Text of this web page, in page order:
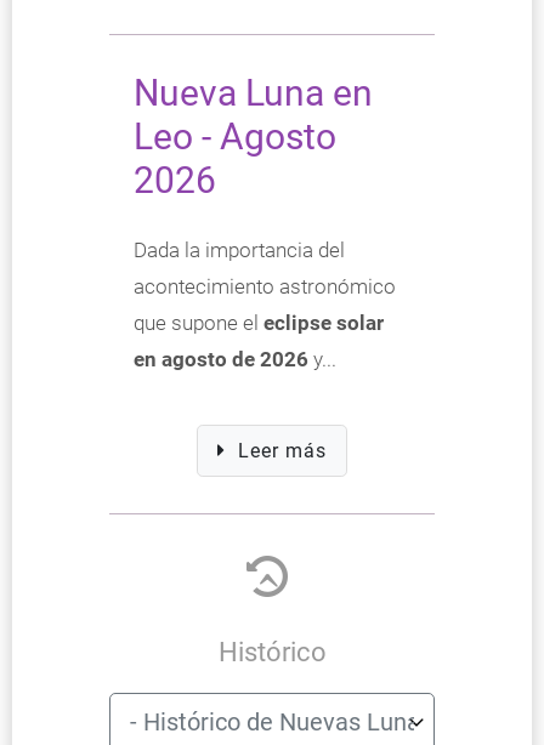
Nueva Luna en
Leo - Agosto
2026
Dada la importancia del
acontecimiento astronómico
que supone el eclipse solar
en agosto de 2026 y...
Leer más
Histórico